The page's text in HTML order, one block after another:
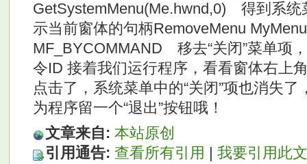
GetSystemMenu(Me.hwnd,0) 得到系统
示当前窗体的句柄RemoveMenu
MF_BYCOMMAND 移去“关闭”菜单项
令ID 接着我们运行程序，看看窗体右上
点击了，系统菜单中的“关闭”项也消失
为程序留一个“退出”按钮哦！
文章来自: 本站原创
引用通告: 查看所有引用
我要引用此